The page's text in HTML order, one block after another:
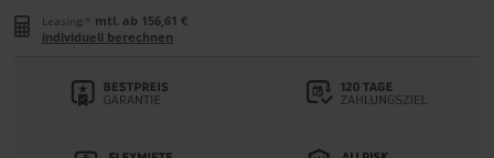
Leasing:* mtl. ab 156,61 €
individuell berechnen